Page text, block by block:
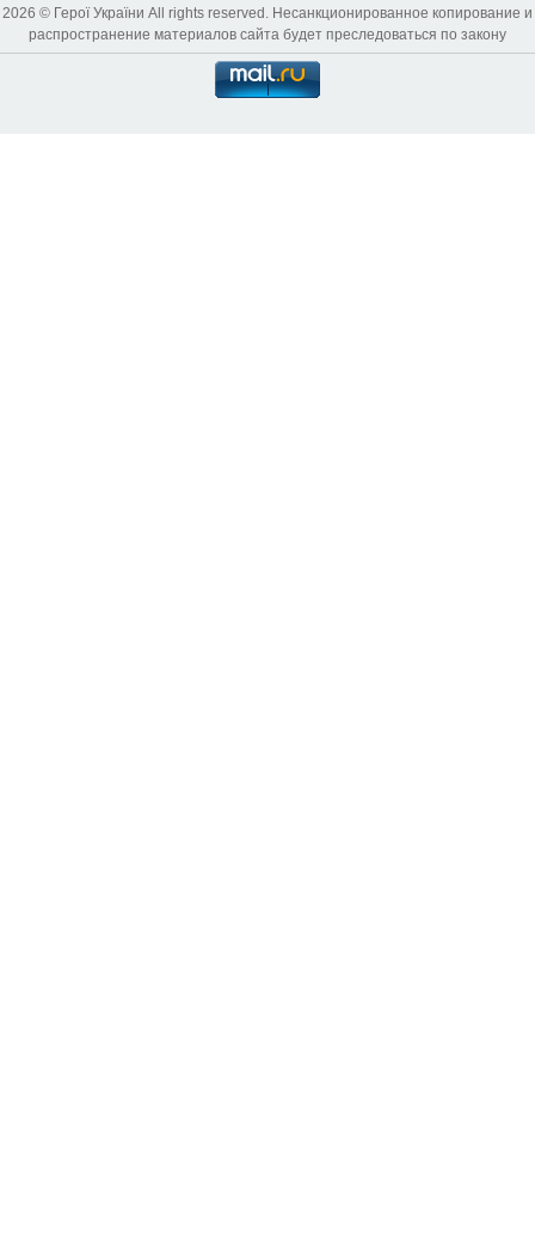
2026 © Герої України All rights reserved. Несанкционированное копирование и
распространение материалов сайта будет преследоваться по закону